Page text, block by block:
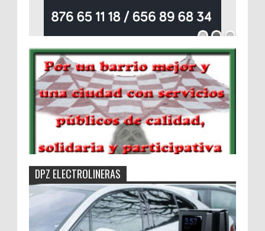
DPZ ELECTROLINERAS